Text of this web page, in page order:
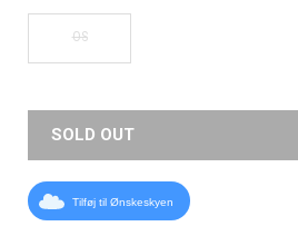
OS
SOLD OUT
Tilføj til Ønskeskyen